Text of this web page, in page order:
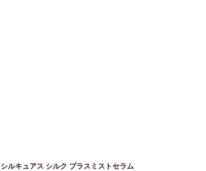
シルキュアス シルク プラスミストセラム